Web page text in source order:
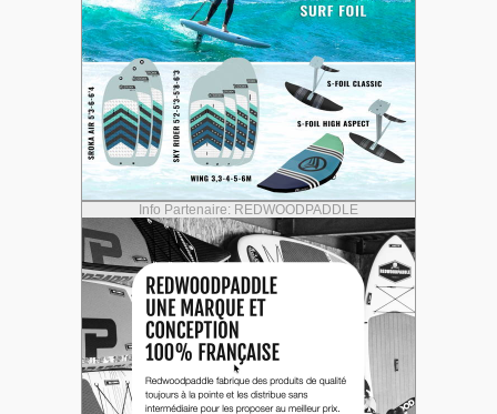
Info Partenaire: REDWOODPADDLE